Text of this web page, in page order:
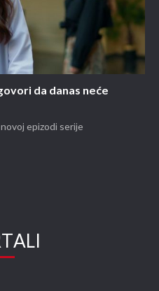
da danas neće
epizodi serije